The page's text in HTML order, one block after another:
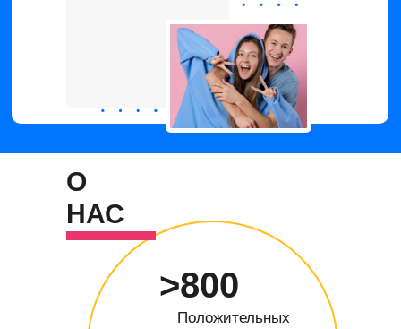
О
НАС
>800
Положительных